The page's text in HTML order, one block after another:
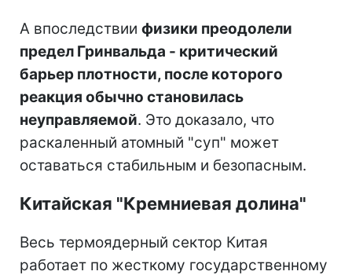
А впоследствии физики преодолели
предел Гринвальда - критический
барьер плотности, после которого
реакция обычно становилась
неуправляемой. Это доказало, что
раскаленный атомный "суп" может
оставаться стабильным и безопасным.
Китайская "Кремниевая долина"
Весь термоядерный сектор Китая
работает по жесткому государственному